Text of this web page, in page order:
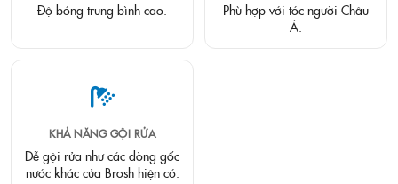
Độ bóng trung bình cao.
Phù hợp với tóc người Châu
Á.
KHẢ NĂNG GỘI RỬA
Dễ gội rửa như các dòng gốc
nước khác của Brosh hiện có.